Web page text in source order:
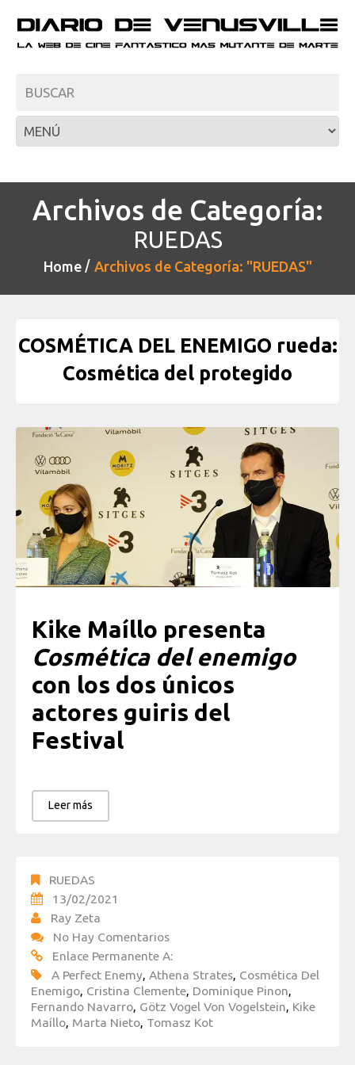
Archivos de Categoría:
RUEDAS
Home Archivos de Categoría: "RUEDAS"
COSMÉTICA DEL ENEMIGO rueda:
Cosmética del protegido
Kike Maíllo presenta
Cosmética del enemigo
con los dos únicos
actores guiris del
Festival
Leer más
RUEDAS
13/02/2021
Ray Zeta
No Hay Comentarios
Enlace Permanente A:
A Perfect Enemy, Athena Strates, Cosmética Del
Enemigo, Cristina Clemente, Dominique Pinon,
Fernando Navarro, Götz Vogel Von Vogelstein, Kike
Maíllo, Marta Nieto, Tomasz Kot